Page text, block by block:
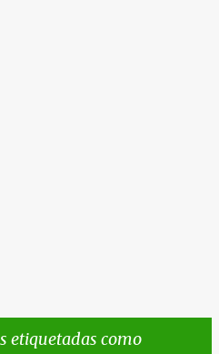
etiquetadas como